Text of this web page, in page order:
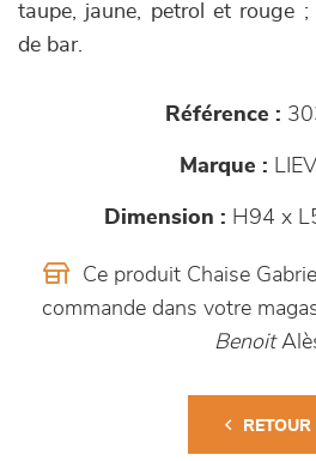
taupe, jaune, petrol et rouge
de bar.
Référence :
Marque :
Dimension : H94 x
Ce produit Chaise
commande dans votre
Benoit
RETOUR